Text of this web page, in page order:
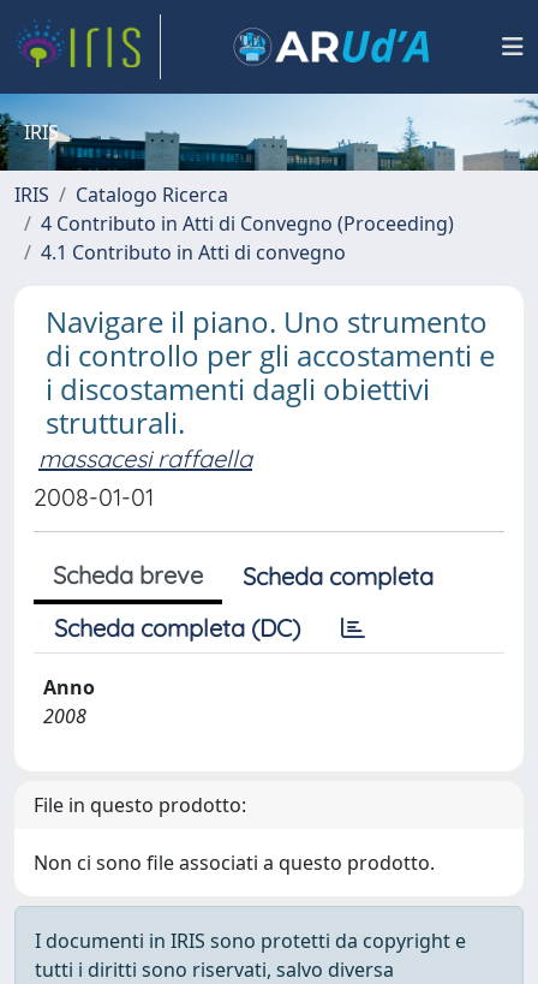
IRIS
IRIS
Catalogo Ricerca
4 Contributo in Atti di Convegno (Proceeding)
4.1 Contributo in Atti di convegno
Navigare il piano. Uno strumento
di controllo per gli accostamenti e
i discostamenti dagli obiettivi
strutturali.
massacesi raffaella
2008-01-01
Scheda breve
Scheda completa
Scheda completa (DC)
Anno
2008
File in questo prodotto:
Non ci sono file associati a questo prodotto.
I documenti in IRIS sono protetti da copyright e
tutti i diritti sono riservati, salvo diversa